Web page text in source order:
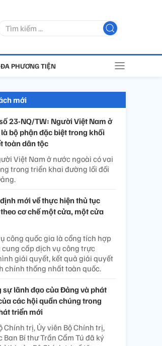
ĐA PHƯƠNG TIỆN
mới
23-NQ/TW: Người Việt Nam ở
bộ phận đặc biệt trong khối
toàn dân tộc
Việt Nam ở nước ngoài có vai
trong triển khai đường lối đối
mới về thực hiện thủ tục
cơ chế một cửa, một cửa
công quốc gia là cổng tích hợp
cấp dịch vụ công trực
giải quyết, kết quả giải quyết
chính thống nhất toàn quốc.
sự lãnh đạo của Đảng và phát
các hội quần chúng trong
triển mới
Chính trị, Ủy viên Bộ Chính trị,
Bí thư Trần Cẩm Tú đã ký